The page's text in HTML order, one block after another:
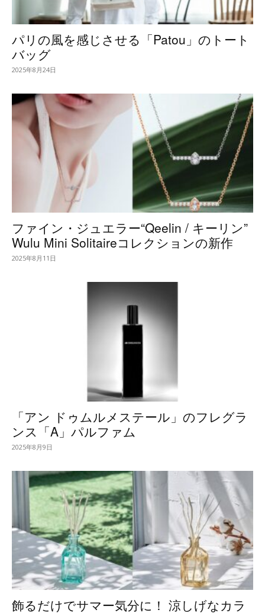
パリの風を感じさせる「Patou」のトート
バッグ
2025年8月24日
ファイン・ジュエラー“Qeelin / キーリン”
Wulu Mini Solitaireコレクションの新作
2025年8月11日
「アン ドゥムルメステール」のフレグラ
ンス「A」パルファム
2025年8月9日
飾るだけでサマー気分に！ 涼しげなカラ